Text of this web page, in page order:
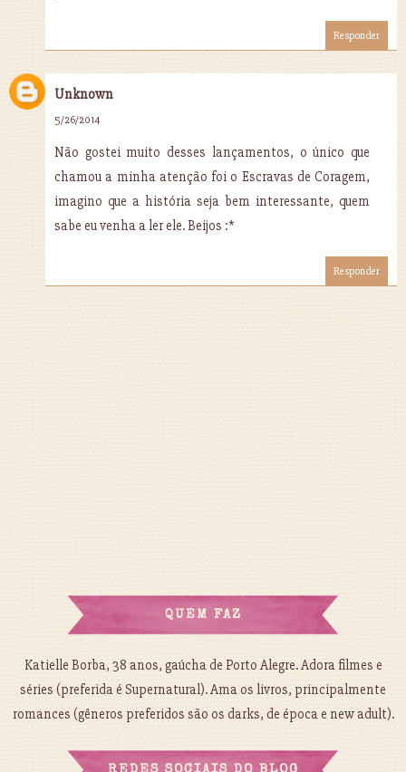
Responder
Unknown
5/26/2014
Não gostei muito desses lançamentos, o único que
chamou a minha atenção foi o Escravas de Coragem,
imagino que a história seja bem interessante, quem
sabe eu venha a ler ele. Beijos :*
Responder
QUEM FAZ
Katielle Borba, 38 anos, gaúcha de Porto Alegre. Adora filmes e
séries (preferida é Supernatural). Ama os livros, principalmente
romances (gêneros preferidos são os darks, de época e new adult).